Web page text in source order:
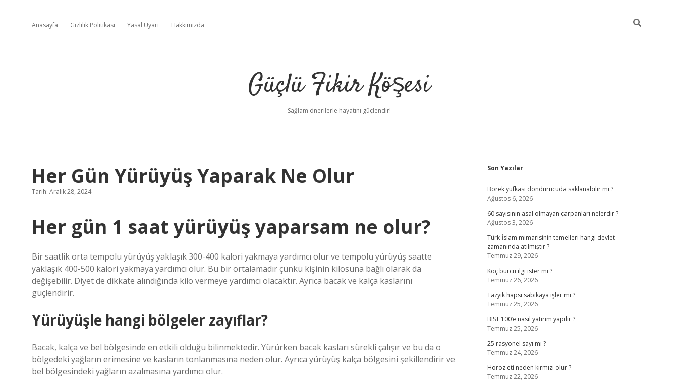
Anasayfa Gizlilik Politikası Yasal Uyarı Hakkımızda
Güçlü Fikir Köşesi
Sağlam önerilerle hayatını güçlendir!
Her Gün Yürüyüş Yaparak Ne Olur
Tarih: Aralık 28, 2024
Her gün 1 saat yürüyüş yaparsam ne olur?
Bir saatlik orta tempolu yürüyüş yaklaşık 300-400 kalori yakmaya yardımcı olur ve tempolu yürüyüş saatte
yaklaşık 400-500 kalori yakmaya yardımcı olur. Bu bir ortalamadır çünkü kişinin kilosuna bağlı olarak da
değişebilir. Diyet de dikkate alındığında kilo vermeye yardımcı olacaktır. Ayrıca bacak ve kalça kaslarını
güçlendirir.
Yürüyüşle hangi bölgeler zayıflar?
Bacak, kalça ve bel bölgesinde en etkili olduğu bilinmektedir. Yürürken bacak kasları sürekli çalışır ve bu da o
bölgedeki yağların erimesine ve kasların tonlanmasına neden olur. Ayrıca yürüyüş kalça bölgesini şekillendirir ve
bel bölgesindeki yağların azalmasına yardımcı olur.
Sidebar
Son Yazılar
Börek yufkası dondurucuda saklanabilir mi ?
Ağustos 6, 2026
60 sayısının asal olmayan çarpanları nelerdir ?
Ağustos 3, 2026
Türk-İslam mimarisinin temelleri hangi devlet
zamanında atılmıştır ?
Temmuz 29, 2026
Koç burcu ilgi ister mi ?
Temmuz 26, 2026
Tazyik hapsi sabıkaya işler mi ?
Temmuz 25, 2026
BIST 100’e nasıl yatırım yapılır ?
Temmuz 25, 2026
25 rasyonel sayı mı ?
Temmuz 24, 2026
Horoz eti neden kırmızı olur ?
Temmuz 22, 2026